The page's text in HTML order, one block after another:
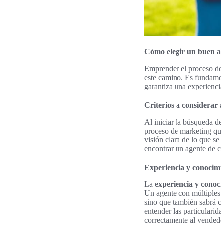
Cómo elegir un buen
Emprender el proceso
este camino. Es
garantiza una
Criterios a considerar
Al iniciar la búsqueda
proceso de marketing
visión clara de lo que
encontrar un agente de
Experiencia y
La experiencia y
Un agente con
sino que también sabrá
entender las
correctamente al